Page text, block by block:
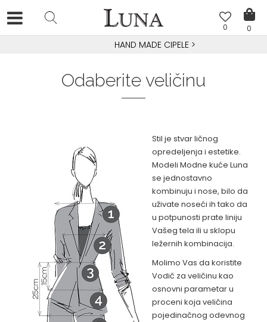
0
0
HAND MADE CIPELE>
Odaberite veličinu
Stil je stvar ličnog
opredeljenja i estetike.
Modeli Modne kuće Luna
se jednostavno
kombinuju i nose, bilo da
uživate noseći ih tako da
u potpunosti prate liniju
Vašeg tela ili u sklopu
ležernih kombinacija.
Molimo Vas da koristite
Vodič za veličinu kao
osnovni parametar u
proceni koja veličina
pojedinačnog odevnog